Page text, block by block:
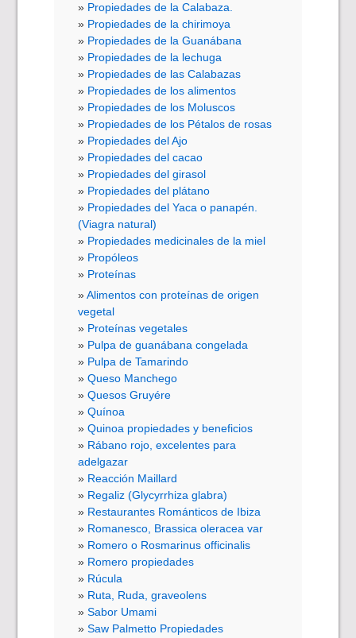
Propiedades de la Calabaza.
Propiedades de la chirimoya
Propiedades de la Guanábana
Propiedades de la lechuga
Propiedades de las Calabazas
Propiedades de los alimentos
Propiedades de los Moluscos
Propiedades de los Pétalos de rosas
Propiedades del Ajo
Propiedades del cacao
Propiedades del girasol
Propiedades del plátano
Propiedades del Yaca o panapén.
(Viagra natural)
Propiedades medicinales de la miel
Propóleos
Proteínas
Alimentos con proteínas de origen
vegetal
Proteínas vegetales
Pulpa de guanábana congelada
Pulpa de Tamarindo
Queso Manchego
Quesos Gruyére
Quínoa
Quinoa propiedades y beneficios
Rábano rojo, excelentes para
adelgazar
Reacción Maillard
Regaliz (Glycyrrhiza glabra)
Restaurantes Románticos de Ibiza
Romanesco, Brassica oleracea var
Romero o Rosmarinus officinalis
Romero propiedades
Rúcula
Ruta, Ruda, graveolens
Sabor Umami
Saw Palmetto Propiedades